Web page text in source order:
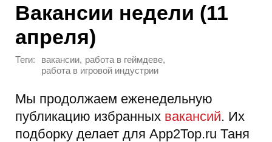
Вакансии недели (11
апреля)
Теги: вакансии, работа в геймдеве,
работа в игровой индустрии
Мы продолжаем еженедельную
публикацию избранных вакансий. Их
подборку делает для App2Top.ru Таня